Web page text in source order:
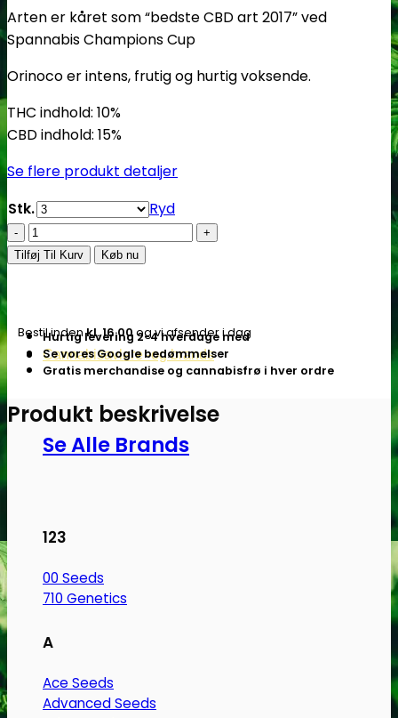
Cannabisavlere -og brands
Se Alle Brands
123
00 Seeds
710 Genetics
A
Ace Seeds
Advanced Seeds
Arten er kåret som “bedste CBD art 2017” ved
Spannabis Champions Cup
Orinoco er intens, frutig og hurtig voksende.
THC indhold: 10%
CBD indhold: 15%
Se flere produkt detaljer
Stk.
Ryd
Orinoco
(OR
cannabis
frø
Medical
Genetics
Tilføj Til Kurv Køb nu
Bestil indenkl. 16.00og vi afsender i dag
Hurtig levering 2-4 hverdage med
Se vores Google bedømmelser
Gratis merchandise og cannabisfrø i hver ordre
Produkt beskrivelse